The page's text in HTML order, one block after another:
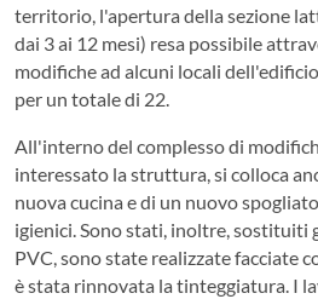
territorio, l'apertura della sezione
dai 3 ai 12 mesi) resa possibile
modifiche ad alcuni locali
per un totale di 22.
All'interno del complesso di
interessato la struttura, si colloca
nuova cucina e di un nuovo
igienici. Sono stati, inoltre, sostituiti
PVC, sono state realizzate facciate
è stata rinnovata la tinteggiatura. I